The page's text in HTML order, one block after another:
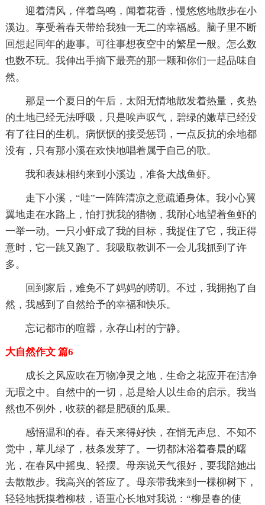
迎着清风，伴着鸟鸣，闻着花香，慢悠悠地散步在小
溪边。享受着春天带给我独一无二的幸福感。脑子里不断
回想起同年的趣事。可往事想夜空中的繁星一般。怎么数
也数不玩。我伸出手摘下最亮的那一颗和你们一起品味自
然。
那是一个夏日的午后，太阳无情地散发着热量，炙热
的土地已经无法呼吸，只是唉声叹气，碧绿的嫩草已经没
有了往日的生机。病恹恹的接受惩罚，一点反抗的余地都
没有，只有那小溪在欢快地唱着属于自己的歌。
我和表妹相约来到小溪边，准备大战鱼虾。
走下小溪，“哇”一阵阵清凉之意疏通身体。我小心翼
翼地走在水路上，怕打扰我的猎物，我耐心地望着鱼虾的
一举一动。一只小虾成了我的目标，我捉住了它，我正得
意时，它一跳又跑了。我吸取教训不一会儿我抓到了许
多。
回到家后，难免不了妈妈的唠叨。不过，我拥抱了自
然，我感到了自然给予的幸福和快乐。
忘记都市的喧嚣，永存山村的宁静。
大自然作文 篇6
成长之风应吹在万物净灵之地，生命之花应开在洁净
无瑕之中。自然中的一切，总是给人以生命的启示。我当
然也不例外，收获的都是肥硕的瓜果。
感悟温和的春。春天来得好快，在悄无声息、不知不
觉中，草儿绿了，枝条发芽了。一切都沐浴着春晨的曙
光，在春风中摇曳、轻摆。母亲说天气很好，要我陪她出
去散散步。我高兴的答应了。母亲带我来到一棵柳树下，
轻轻地抚摸着柳枝，语重心长地对我说：“柳是春的使